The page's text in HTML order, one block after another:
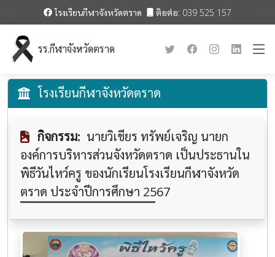
โรงเรียนกีฬาจังหวัดตราด ติอต่อ: 039 525 157
รร.กีฬาจังหวัดตราด
โรงเรียนกีฬาจังหวัดตราด
กิจกรรม: นายวิเชียร ทรัพย์เจริญ นายก
องค์การบริหารส่วนจังหวัดตราด เป็นประธานใน
พิธีวันไหว์ครู ของนักเรียนโรงเรียนกีฬาจังหวัด
ตราด ประจำปีการศึกษา 2567